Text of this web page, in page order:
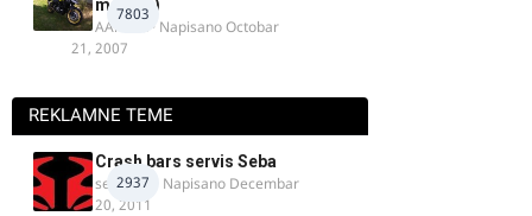
7803
motora)
AArnold · NapisanoOctobar
21, 2007
REKLAMNE TEME
2937
Crash bars servis Seba
seba011 · Napisano Decembar
20, 2011